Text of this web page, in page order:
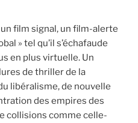
film signal, un film-alerte
» tel qu’il s’échafaude
en plus virtuelle. Un
de thriller de la
libéralisme, de nouvelle
des empires des
collisions comme celle-